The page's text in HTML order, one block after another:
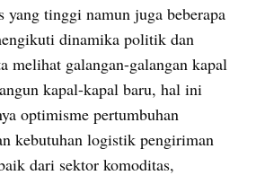
yang tinggi namun juga beberapa
dinamika politik dan
melihat galangan-galangan kapal
kapal-kapal baru, hal ini
optimisme pertumbuhan
kebutuhan logistik pengiriman
dari sektor komoditas,